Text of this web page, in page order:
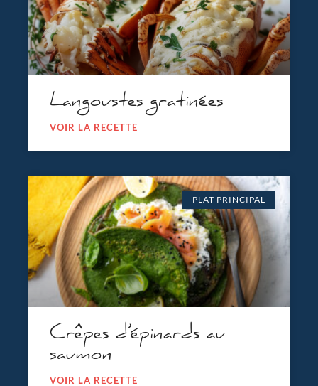
Langoustes gratinées
VOIR LA RECETTE
PLAT PRINCIPAL
Crêpes d’épinards au
saumon
VOIR LA RECETTE